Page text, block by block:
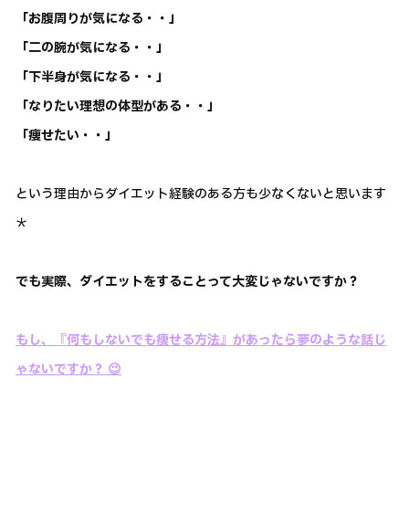
「お腹周りが気になる・・」
「二の腕が気になる・・」
「下半身が気になる・・」
「なりたい理想の体型がある・・」
「痩せたい・・」
という理由からダイエット経験のある方も少なくないと思います
＊
でも実際、ダイエットをすることって大変じゃないですか？
もし、『何もしないでも痩せる方法』があったら夢のような話じ
ゃないですか？ 😉